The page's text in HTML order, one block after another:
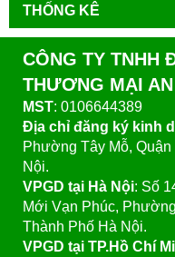
THỐNG KÊ
CÔNG TY TNHH
THƯƠNG MẠI
MST: 0106644389
Địa chỉ đăng ký kinh
Phường Tây Mỗ,
Nội.
VPGD tại Hà Nội: Số
Mới Vạn Phúc,
Thành Phố Hà Nội.
VPGD tại TP.Hồ Chí